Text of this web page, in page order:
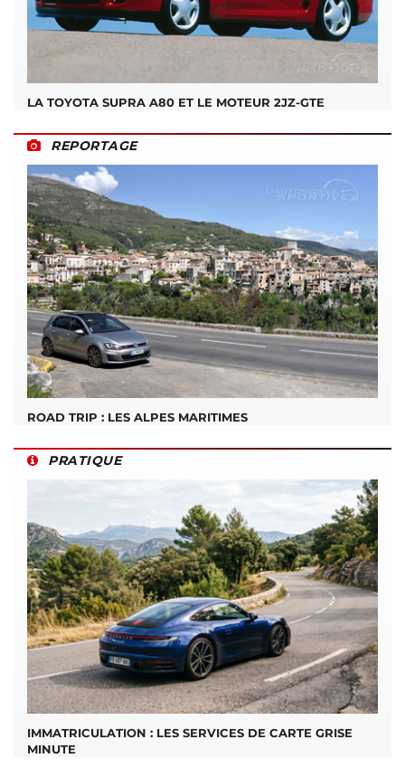
LA TOYOTA SUPRA A80 ET LE MOTEUR 2JZ-GTE
REPORTAGE
ROAD TRIP : LES ALPES MARITIMES
PRATIQUE
IMMATRICULATION : LES SERVICES DE CARTE GRISE
MINUTE